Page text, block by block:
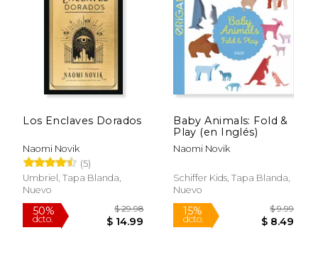
15%
dcto. $ 17.00
Rápido
50%
dcto. $
Los Enclaves Dorados
Naomi Novik
(5)
Umbriel, Tapa Blanda,
Nuevo
Baby Animals: Fold &
Play (en Inglés)
Naomi Novik
Schiffer Kids, Tapa Blanda,
Nuevo